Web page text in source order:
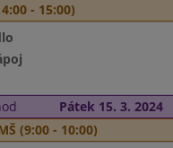
- 15:00)
Pátek 15. 3. 2024
(9:00 - 10:00)